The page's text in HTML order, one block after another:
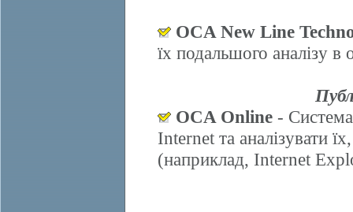
OCA New Line
їх подальшого аналізу
OCA Online -
Internet та аналізувати
(наприклад, Internet